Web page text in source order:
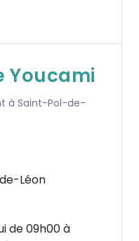
Youcami
à Saint-Pol-de-
Léon
de 09h00 à